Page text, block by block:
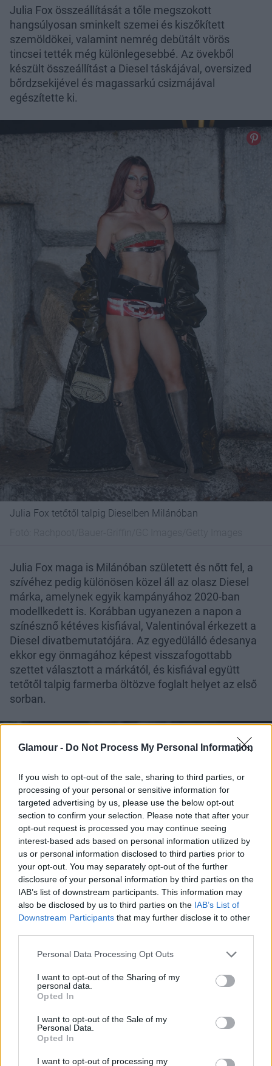
Glamour - Do Not Process My Personal Information
If you wish to opt-out of the sale, sharing to third parties, or
processing of your personal or sensitive information for
targeted advertising by us, please use the below opt-out
section to confirm your selection. Please note that after your
opt-out request is processed you may continue seeing
interest-based ads based on personal information utilized by
us or personal information disclosed to third parties prior to
your opt-out. You may separately opt-out of the further
disclosure of your personal information by third parties on the
IAB’s list of downstream participants. This information may
also be disclosed by us to third parties on the IAB’s List of
Downstream Participants that may further disclose it to other
Please note that this website/app uses one or more Google
not limited to your visit or usage behaviour. You may click to
grant or deny consent to Google and its third-party tags to
use your data for below specified purposes in below Google
consent section.
Personal Data Processing Opt Outs
I want to opt-out of the Sharing of my
personal data.
Opted In
I want to opt-out of the Sale of my
Personal Data.
Opted In
I want to opt-out of processing my
Julia Fox összeállítását a tőle megszokott
hangsúlyosan sminkelt szemei és kiszőkített
szemöldökei, valamint nemrég debütált vörös
tincsei tették még különlegesebbé. Az övekből
készült összeállítást a Diesel táskájával, oversized
bőrdzsekijével és magassarkú csizmájával
egészítette ki.
Julia Fox tetőtől talpig Dieselben Milánóban
Julia Fox maga is Milánóban született és nőtt fel, a
szívéhez pedig különösen közel áll az olasz Diesel
márka, amelynek egyik kampányához 2020-ban
modellkedett is. Korábban ugyanezen a napon a
színésznő kétéves kisfiával, Valentinóval érkezett a
Diesel divatbemutatójára. Az egyedülálló édesanya
ekkor egy önmagához képest visszafogottabb
szettet választott a márkától, és kisfiával együtt
tetőtől talpig farmerba öltözve foglalt helyet az első
sorban.